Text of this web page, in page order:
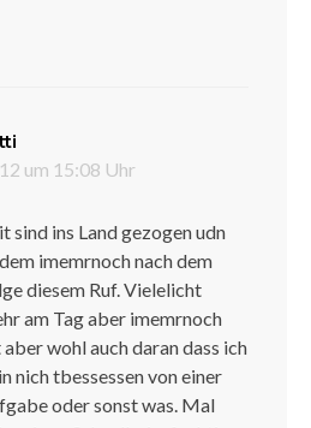
sagt:
um 15:08 Uhr
sind ins Land gezogen udn
imemrnoch nach dem
diesem Ruf. Vielelicht
am Tag aber imemrnoch
wohl auch daran dass ich
nich tbessessen von einer
oder sonst was. Mal